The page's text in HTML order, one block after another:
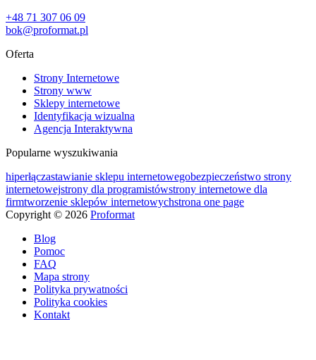
+48 71 307 06 09
bok@proformat.pl
Oferta
Strony Internetowe
Strony www
Sklepy internetowe
Identyfikacja wizualna
Agencja Interaktywna
Popularne wyszukiwania
hiperłączastawianie sklepu internetowegobezpieczeństwo strony
internetowejstrony dla programistówstrony internetowe dla
firmtworzenie sklepów internetowychstrona one page
Copyright © 2026 Proformat
Blog
Pomoc
FAQ
Mapa strony
Polityka prywatności
Polityka cookies
Kontakt